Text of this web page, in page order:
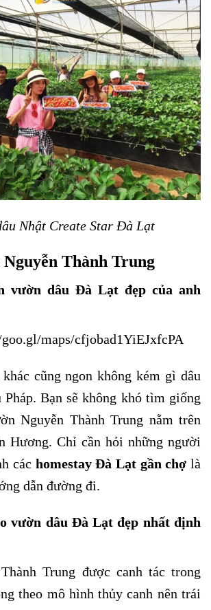
Nhật Create Star Đà Lạt
Thành Trung
vườn dâu Đà Lạt đẹp của anh
maps/cfjobad1YiEJxfcPA
cũng ngon không kém gì dâu
Pháp. Bạn sẽ không khó tìm giống
Nguyễn Thành Trung nằm trên
Hương. Chỉ cần hỏi những người
các homestay Đà Lạt gần chợ là
dẫn đường đi.
vườn dâu Đà Lạt đẹp nhất định
Trung được canh tác trong
theo mô hình thủy canh nên trái